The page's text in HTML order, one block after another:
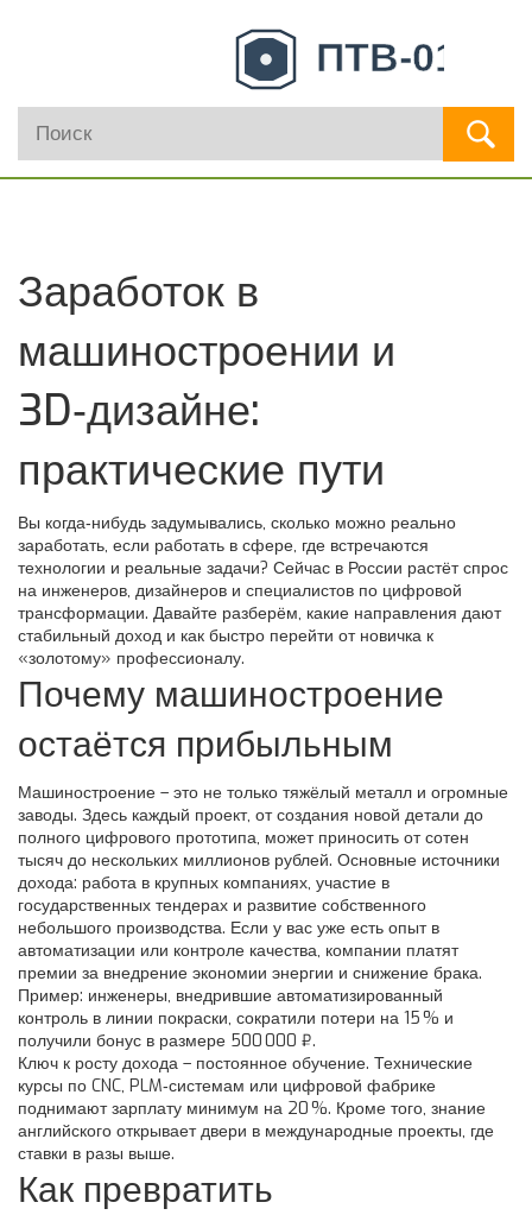
Заработок в
машиностроении и
3D‑дизайне:
практические пути
Вы когда‑нибудь задумывались, сколько можно реально
заработать, если работать в сфере, где встречаются
технологии и реальные задачи? Сейчас в России растёт спрос
на инженеров, дизайнеров и специалистов по цифровой
трансформации. Давайте разберём, какие направления дают
стабильный доход и как быстро перейти от новичка к
«золотому» профессионалу.
Почему машиностроение
остаётся прибыльным
Машиностроение – это не только тяжёлый металл и огромные
заводы. Здесь каждый проект, от создания новой детали до
полного цифрового прототипа, может приносить от сотен
тысяч до нескольких миллионов рублей. Основные источники
дохода: работа в крупных компаниях, участие в
государственных тендерах и развитие собственного
небольшого производства. Если у вас уже есть опыт в
автоматизации или контроле качества, компании платят
премии за внедрение экономии энергии и снижение брака.
Пример: инженеры, внедрившие автоматизированный
контроль в линии покраски, сократили потери на 15 % и
получили бонус в размере 500 000 ₽.
Ключ к росту дохода – постоянное обучение. Технические
курсы по CNC, PLM‑системам или цифровой фабрике
поднимают зарплату минимум на 20 %. Кроме того, знание
английского открывает двери в международные проекты, где
ставки в разы выше.
Как превратить